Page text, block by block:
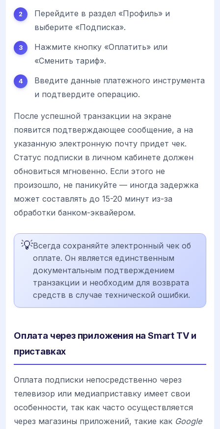
Перейдите в раздел «Профиль» и
выберите «Подписка».
Нажмите кнопку «Оплатить» или
«Сменить тариф».
Введите данные платежного инструмента
и подтвердите операцию.
После успешной транзакции на экране
появится подтверждающее сообщение, а на
указанную электронную почту придет чек.
Статус подписки в личном кабинете должен
обновиться мгновенно. Если этого не
произошло, не паникуйте — иногда задержка
может составлять до 15-20 минут из-за
обработки банком-эквайером.
💡Всегда сохраняйте электронный чек об
оплате. Он является единственным
документальным подтверждением
транзакции и необходим для возврата
средств в случае технической ошибки.
Оплата через приложения на Smart TV и
приставках
Оплата подписки непосредственно через
телевизор или медиаприставку имеет свои
особенности, так как часто осуществляется
через магазины приложений, такие как Google